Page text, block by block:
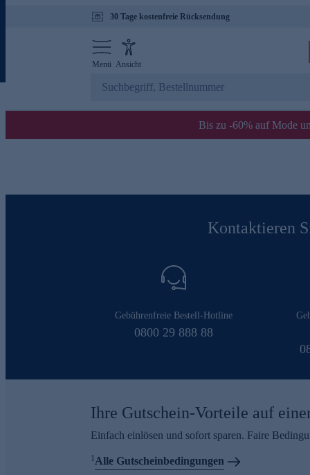
30 Tage kostenfreie Rücksendung
Menü Ansicht
Bis zu -60% auf Mode
Kontaktieren
Gebührenfreie Bestell-Hotline
0800 29 888 88
Ihre Gutschein-Vorteile auf
Einfach einlösen und sofort sparen. Faire
1Alle Gutscheinbedingungen